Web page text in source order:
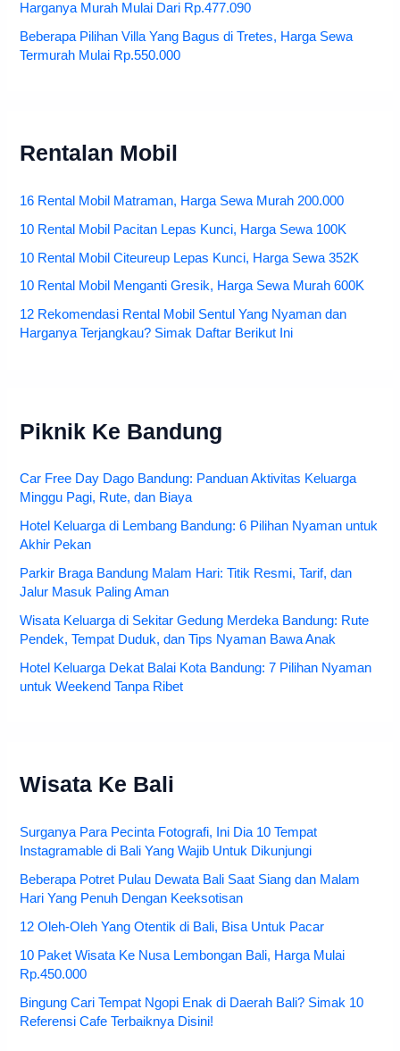
Harganya Murah Mulai Dari Rp.477.090
Beberapa Pilihan Villa Yang Bagus di Tretes, Harga Sewa
Termurah Mulai Rp.550.000
Rentalan Mobil
16 Rental Mobil Matraman, Harga Sewa Murah 200.000
10 Rental Mobil Pacitan Lepas Kunci, Harga Sewa 100K
10 Rental Mobil Citeureup Lepas Kunci, Harga Sewa 352K
10 Rental Mobil Menganti Gresik, Harga Sewa Murah 600K
12 Rekomendasi Rental Mobil Sentul Yang Nyaman dan
Harganya Terjangkau? Simak Daftar Berikut Ini
Piknik Ke Bandung
Car Free Day Dago Bandung: Panduan Aktivitas Keluarga
Minggu Pagi, Rute, dan Biaya
Hotel Keluarga di Lembang Bandung: 6 Pilihan Nyaman untuk
Akhir Pekan
Parkir Braga Bandung Malam Hari: Titik Resmi, Tarif, dan
Jalur Masuk Paling Aman
Wisata Keluarga di Sekitar Gedung Merdeka Bandung: Rute
Pendek, Tempat Duduk, dan Tips Nyaman Bawa Anak
Hotel Keluarga Dekat Balai Kota Bandung: 7 Pilihan Nyaman
untuk Weekend Tanpa Ribet
Wisata Ke Bali
Surganya Para Pecinta Fotografi, Ini Dia 10 Tempat
Instagramable di Bali Yang Wajib Untuk Dikunjungi
Beberapa Potret Pulau Dewata Bali Saat Siang dan Malam
Hari Yang Penuh Dengan Keeksotisan
12 Oleh-Oleh Yang Otentik di Bali, Bisa Untuk Pacar
10 Paket Wisata Ke Nusa Lembongan Bali, Harga Mulai
Rp.450.000
Bingung Cari Tempat Ngopi Enak di Daerah Bali? Simak 10
Referensi Cafe Terbaiknya Disini!